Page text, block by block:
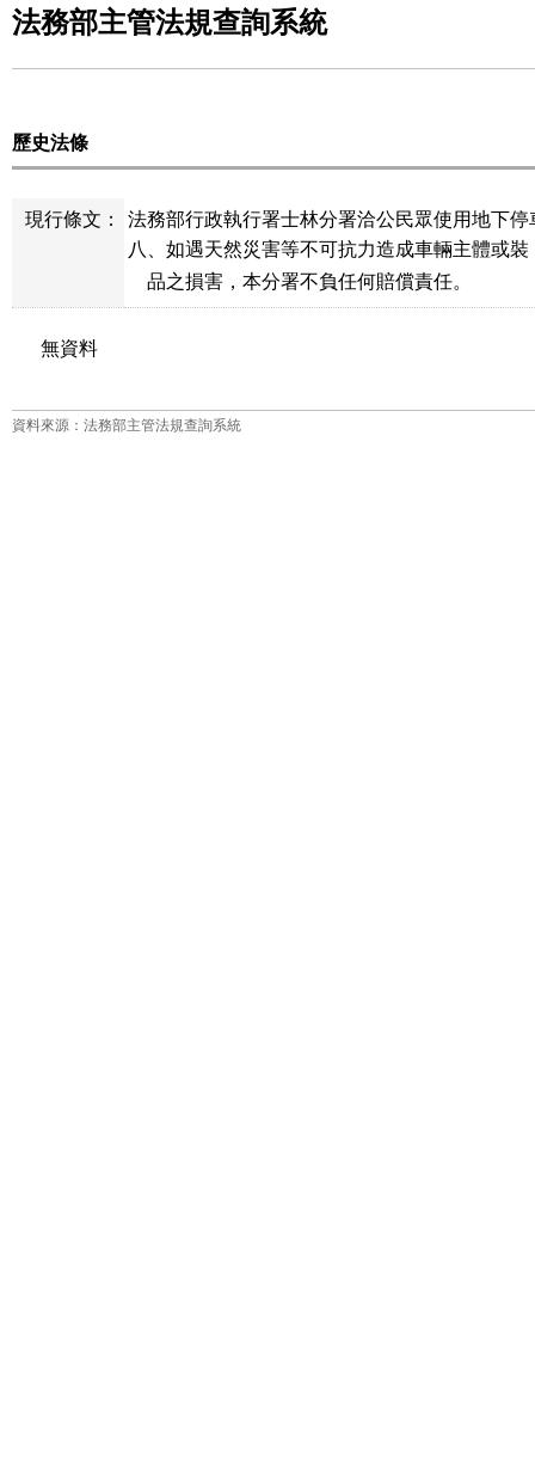
法務部主管法規查詢系統
歷史法條
現行條文：
法務部行政執行署士林分署洽公民眾使用地下停
八、如遇天然災害等不可抗力造成車輛主體或
    品之損害，本分署不負任何賠償責任。
無資料
資料來源：法務部主管法規查詢系統